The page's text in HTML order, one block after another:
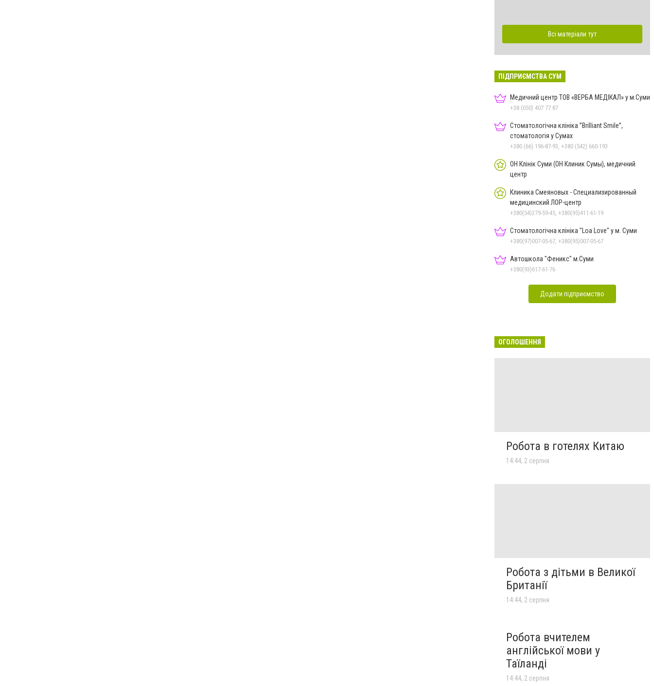
Всі матеріали тут
ПІДПРИЄМСТВА СУМ
Медичний центр ТОВ «ВЕРБА МЕДІКАЛ» у м.Суми
+38 (050) 407 77 87
Стоматологічна клініка ”Brilliant Smile”,
стоматологія у Сумах
+380 (66) 196-87-93, +380 (542) 660-193
ОН Клінік Суми (ОН Клиник Сумы), медичний
центр
Клиника Смеяновых - Специализированный
медицинский ЛОР-центр
+380(54)279-59-45, +380(95)411-61-19
Стоматологічна клініка "Loa Love" у м. Суми
+380(97)007-05-67, +380(95)007-05-67
Автошкола "Феникс" м.Суми
+380(93)617-61-76
Додати підприємство
ОГОЛОШЕННЯ
Робота в готелях Китаю
14:44, 2 серпня
Робота з дітьми в Великої
Британії
14:44, 2 серпня
Робота вчителем
англійської мови у
Таїланді
14:44, 2 серпня